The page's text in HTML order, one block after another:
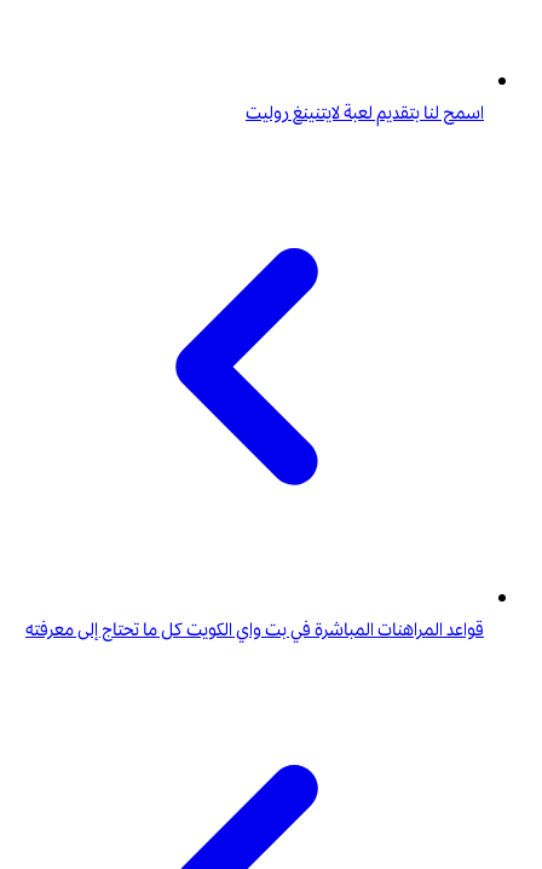
اسمح لنا بتقديم لعبة لايتنينغ روليت
قواعد المراهنات المباشرة في بت واي الكويت كل ما تحتاج إلى معرفته